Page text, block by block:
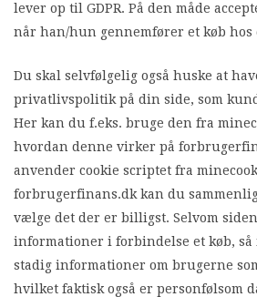
lever op til GDPR. På den måde
når han/hun gennemfører et køb hos
Du skal selvfølgelig også huske at
privatlivspolitik på din side, som
Her kan du f.eks. bruge den fra
hvordan denne virker på
anvender cookie scriptet fra
forbrugerfinans.dk kan du
vælge det der er billigst. Selvom
informationer i forbindelse et køb, så
stadig informationer om brugerne
hvilket faktisk også er personfølsom